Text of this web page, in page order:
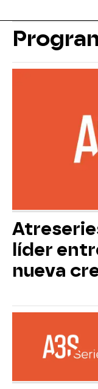
líder
nueva